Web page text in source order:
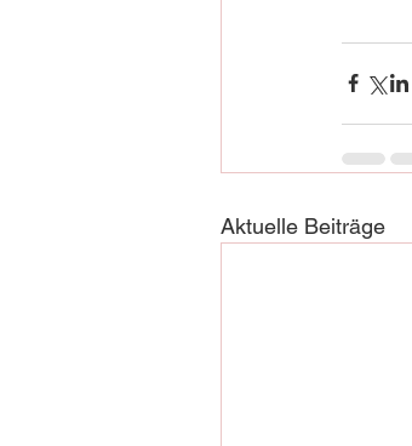
Aktuelle Beiträge